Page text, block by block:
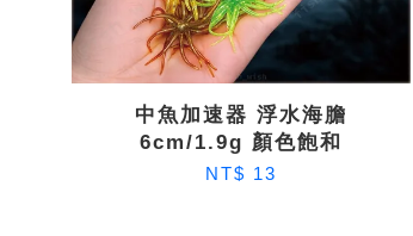
中魚加速器 浮水海膽
6cm/1.9g 顏色飽和
NT$ 13